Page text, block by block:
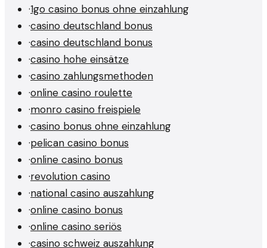
·1go casino bonus ohne einzahlung
·casino deutschland bonus
·casino deutschland bonus
·casino hohe einsätze
·casino zahlungsmethoden
·online casino roulette
·monro casino freispiele
·casino bonus ohne einzahlung
·pelican casino bonus
·online casino bonus
·revolution casino
·national casino auszahlung
·online casino bonus
·online casino seriös
·casino schweiz auszahlung